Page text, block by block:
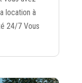
location à
24/7 Vous